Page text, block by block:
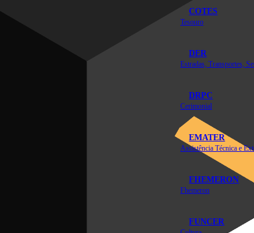
COTES
Tesouro
DER
DRPC
Cerimonial
EMATER
FHEMERON
Fhemeron
FUNCER